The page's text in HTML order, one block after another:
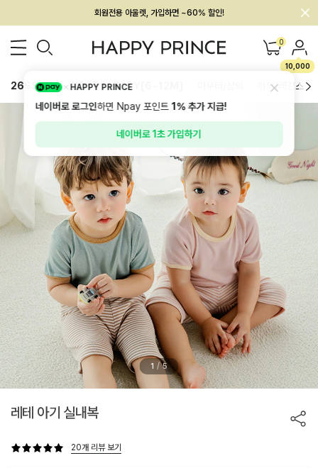
회원전용 아울렛, 가입하면 ~60% 할인!
멤버십 최대 28,000원 혜택 0
10,000
26SS 신상 BEST BABY[6~12M] 하의/레깅스
1 / 5
레테 아기 실내복
20개 리뷰 보기
HAPPY PRINCE
네이버로 로그인하면 Npay 포인트1%추가 지급!
네이버로 1초 가입하기